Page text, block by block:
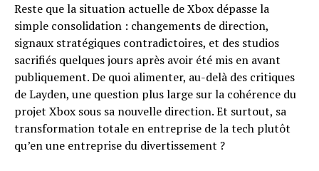
Reste que la situation actuelle de Xbox dépasse la
simple consolidation : changements de direction,
signaux stratégiques contradictoires, et des studios
sacrifiés quelques jours après avoir été mis en avant
publiquement. De quoi alimenter, au-delà des critiques
de Layden, une question plus large sur la cohérence du
projet Xbox sous sa nouvelle direction. Et surtout, sa
transformation totale en entreprise de la tech plutôt
qu’en une entreprise du divertissement ?